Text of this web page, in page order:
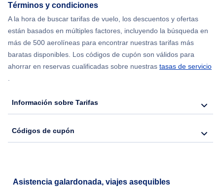
Flights from Nueva York to Seúl
Flights from Nueva York to Hong Kong
Términos y condiciones
A la hora de buscar tarifas de vuelo, los descuentos y ofertas
están basados en múltiples factores, incluyendo la búsqueda en
más de 500 aerolíneas para encontrar nuestras tarifas más
baratas disponibles. Los códigos de cupón son válidos para
ahorrar en reservas cualificadas sobre nuestras tasas de servicio
.
Información sobre Tarifas
Códigos de cupón
Asistencia galardonada, viajes asequibles